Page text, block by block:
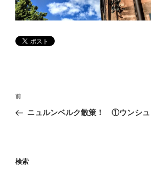
投
ナ
ー
前
の
前
ニュルンベルク散策！ ①ウンシュ
検索